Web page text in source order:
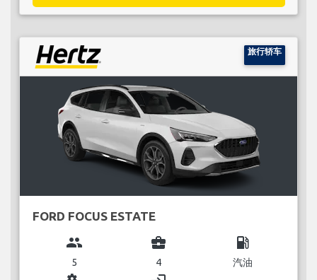
旅行轿车
FORD FOCUS ESTATE
group
5
business_center
4
local_gas_station
汽油